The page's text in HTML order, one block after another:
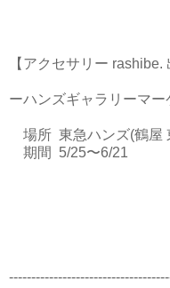
【アクセサリー rashibe.
ーハンズギャラリーマー
場所 東急ハンズ(鶴屋
期間 5/25〜6/21